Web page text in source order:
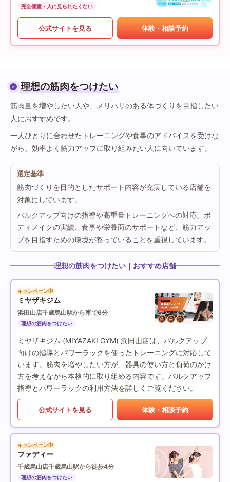
完全個室・人に見られたくない
公式サイトを見る 体験・相談予約
理想の筋肉をつけたい
筋肉量を増やしたい人や、メリハリのある体づくりを目指したい
人におすすめです。
一人ひとりに合わせたトレーニングや食事のアドバイスを受けな
がら、効率よく筋力アップに取り組みたい人に向いています。
選定基準
筋肉づくりを目的としたサポート内容が充実している店舗を
対象にしています。
バルクアップ向けの指導や高重量トレーニングへの対応、ボ
ディメイクの実績、食事や栄養面のサポートなど、筋力アッ
プを目指すための環境が整っていることを重視しています。
理想の筋肉をつけたい｜おすすめ店舗
キャンペーン中
ミヤザキジム
浜田山店千歳烏山駅から車で6分
理想の筋肉をつけたい
ミヤザキジム (MIYAZAKI GYM) 浜田山店は、バルクアップ
向けの指導とパワーラックを使ったトレーニングに対応して
います。筋肉を増やしたい方が、器具の使い方と負荷のかけ
方を考えながら本格的に取り組める内容です。バルクアップ
指導とパワーラックの利用方法を詳しくご覧ください。
公式サイトを見る 体験・相談予約
キャンペーン中
ファディー
千歳烏山店千歳烏山駅から徒歩4分
理想の筋肉をつけたい